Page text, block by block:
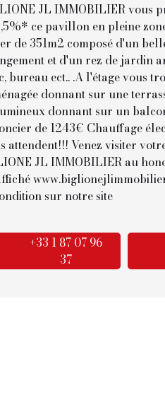
JL IMMOBILIER vous
ce pavillon en pleine
de 351m2 composé d'un
et d'un rez de jardin
bureau ect.. .A l'étage vous
donnant sur une
donnant sur un
de 1243€ Chauffage
attendent!!! Venez visiter
JL IMMOBILIER au
sur notre site
+33 1 87 07 96
37